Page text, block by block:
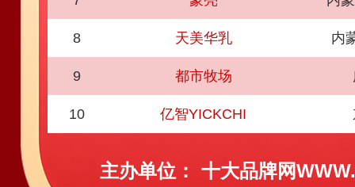
8 天美华乳 内
9 都市牧场
10 亿智YICKCHI
主办单位：
十大品牌网